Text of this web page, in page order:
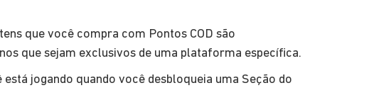
que você compra com Pontos COD são
que sejam exclusivos de uma plataforma específica.
jogando quando você desbloqueia uma Seção do